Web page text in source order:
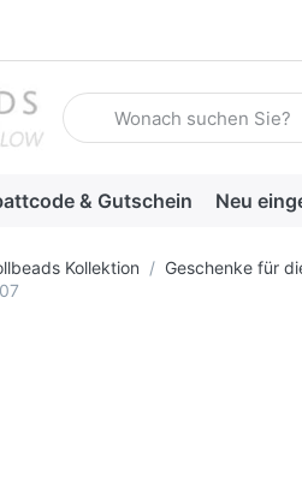
Geben Sie einen
& Gutschein Neu
Kollektion Geschenke für